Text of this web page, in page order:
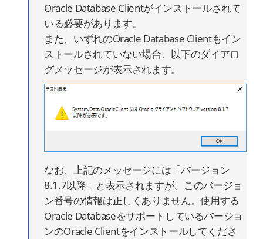
Oracle Database Clientがインストールされて
いる必要があります。
また、いずれのOracle Database Clientもイン
ストールされていない場合、以下のダイアロ
グメッセージが表示されます。
なお、上記のメッセージには「バージョン
8.1.7以降」と表示されますが、このバージョ
ン番号の情報は正しくありません。使用する
Oracle Databaseをサポートしているバージョ
ンのOracle Clientをインストールしてくださ